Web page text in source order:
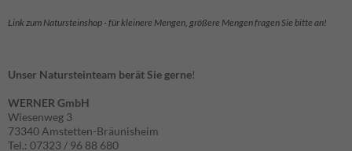
Link zum Natursteinshop - für kleinere Mengen, größere Mengen fragen Sie bitte an!
Unser Natursteinteam berät Sie gerne!
WERNER GmbH
Wiesenweg 3
73340 Amstetten-Bräunisheim
Tel.: 07323 / 96 88 680